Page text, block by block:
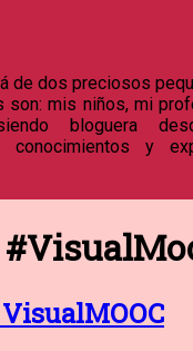
de dos preciosos
son: mis niños, mi
bloguera
conocimientos y